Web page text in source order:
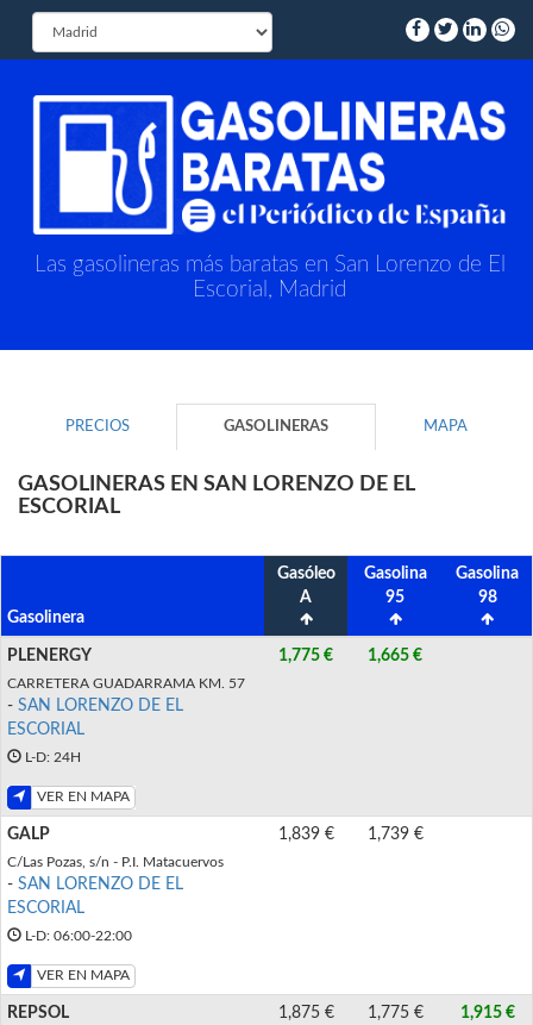
Las gasolineras más baratas en San Lorenzo de El
Escorial, Madrid
PRECIOS GASOLINERAS MAPA
GASOLINERAS EN SAN LORENZO DE EL
ESCORIAL
Gasolinera
Gasóleo
A
Gasolina
95
Gasolina
98
PLENERGY
CARRETERA GUADARRAMA KM. 57
- SAN LORENZO DE EL
ESCORIAL
L-D: 24H
VER EN MAPA
1,775 € 1,665 €
GALP
C/Las Pozas, s/n - P.I. Matacuervos
- SAN LORENZO DE EL
ESCORIAL
L-D: 06:00-22:00
VER EN MAPA
1,839 € 1,739 €
REPSOL 1,875 € 1,775 € 1,915 €